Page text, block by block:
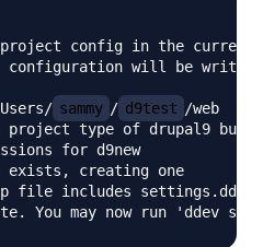
project config in the
configuration will be
sammy / d9test /web
project type of drupal9
for d9new
creating one
file includes